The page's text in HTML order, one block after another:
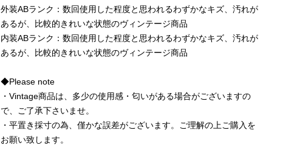
外装ABランク：数回使用した程度と思われるわずかなキズ、汚れが
あるが、比較的きれいな状態のヴィンテージ商品
内装ABランク：数回使用した程度と思われるわずかなキズ、汚れが
あるが、比較的きれいな状態のヴィンテージ商品
◆Please note
・Vintage商品は、多少の使用感・匂いがある場合がございますの
で、ご了承下さいませ。
・平置き採寸の為、僅かな誤差がございます。ご理解の上ご購入を
お願い致します。